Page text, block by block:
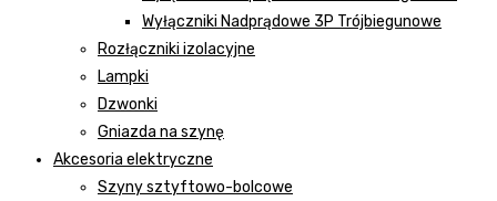
Wyłączniki Nadprądowe 3P Trójbiegunowe
Rozłączniki izolacyjne
Lampki
Dzwonki
Gniazda na szynę
Akcesoria elektryczne
Szyny sztyftowo-bolcowe